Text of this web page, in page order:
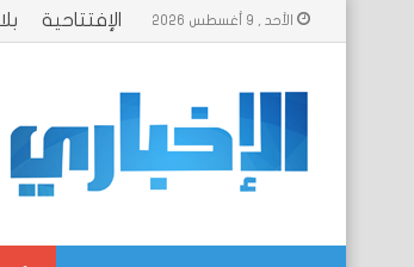
الأحد , 9 أغسطس 2026 الإفتتاحية